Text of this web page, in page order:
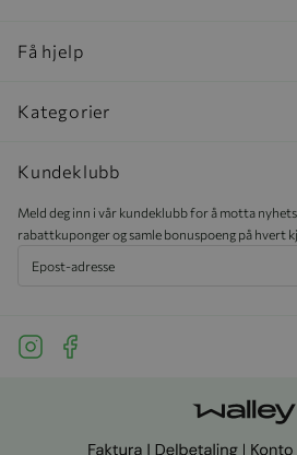
Få hjelp
Kategorier
Kundeklubb
Meld deg inn i vår kundeklubb for å motta
rabattkuponger og samle bonuspoeng på hvert
See our Instagram
See our Facebook